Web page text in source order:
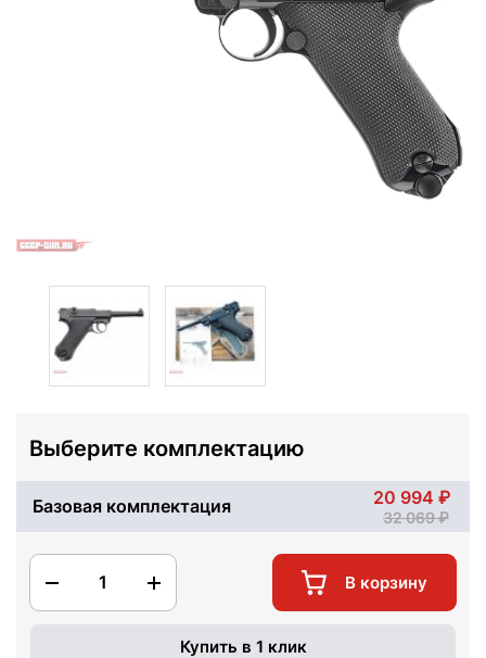
Выберите комплектацию
Базовая комплектация 20 994
32 069
1 В корзину
Купить в 1 клик